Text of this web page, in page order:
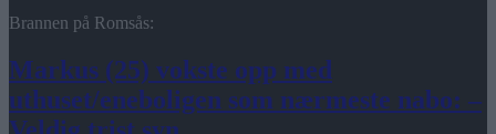
Brannen på Romsås:
Markus (25) vokste opp med
uthuset/eneboligen som nærmeste nabo: –